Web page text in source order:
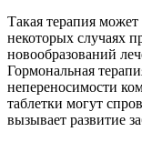
Такая терапия
некоторых случаях
новообразований
Гормональная
непереносимости
таблетки могут
вызывает развитие